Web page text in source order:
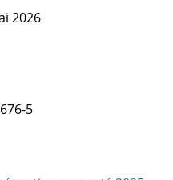
2026
5